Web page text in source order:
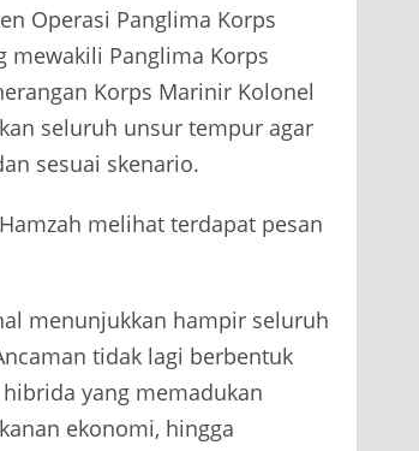
Operasi Panglima Korps
mewakili Panglima Korps
Korps Marinir Kolonel
seluruh unsur tempur agar
sesuai skenario.
melihat terdapat pesan
menunjukkan hampir seluruh
tidak lagi berbentuk
yang memadukan
ekonomi, hingga